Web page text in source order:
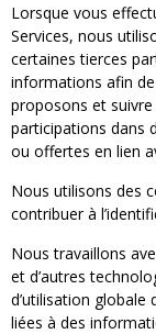
Lorsque vous
Services, nous
certaines tierces
informations afin
proposons et suivre
participations dans
ou offertes en lien
Nous utilisons des
contribuer à
Nous travaillons
et d’autres
d’utilisation globale
liées à des